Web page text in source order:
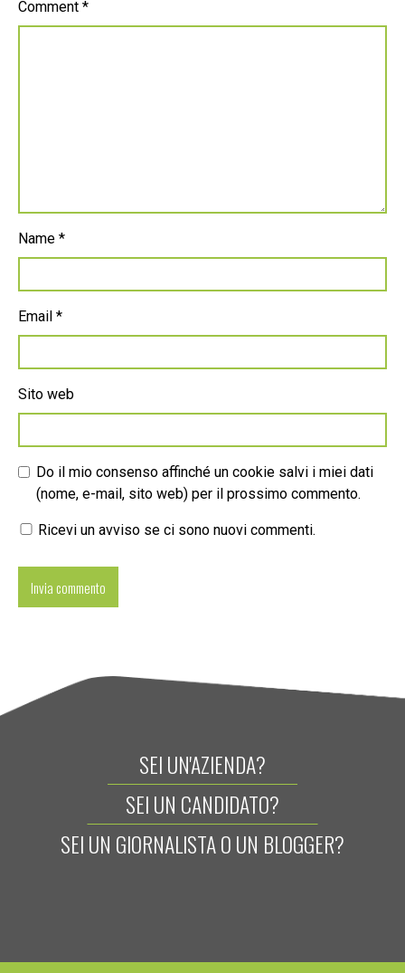
Comment *
Name *
Email *
Sito web
Do il mio consenso affinché un cookie salvi i miei dati
(nome, e-mail, sito web) per il prossimo commento.
Ricevi un avviso se ci sono nuovi commenti.
SEI UN'AZIENDA?
SEI UN CANDIDATO?
SEI UN GIORNALISTA O UN BLOGGER?